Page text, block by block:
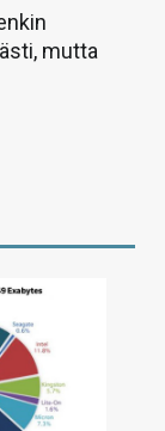
mutta